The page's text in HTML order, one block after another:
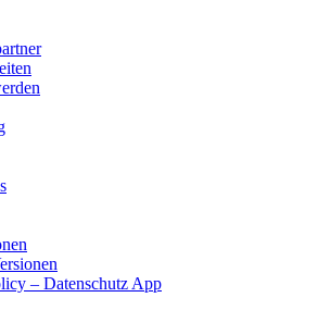
– Datenschutz App